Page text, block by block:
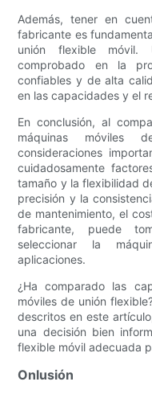
Además, tener en
fabricante es
unión flexible móvil.
comprobado en la
confiables y de alta
en las capacidades y el
En conclusión, al
máquinas móviles
consideraciones
cuidadosamente
tamaño y la flexibilidad
precisión y la
de mantenimiento, el
fabricante, puede
seleccionar la
aplicaciones.
¿Ha comparado las
móviles de unión
descritos en este
una decisión bien
flexible móvil adecuada
Onlusión